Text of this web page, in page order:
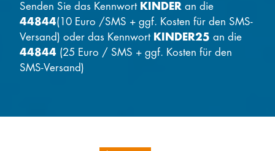
Senden Sie das Kennwort KINDER an die
44844(10 Euro /SMS + ggf. Kosten für den SMS-
Versand) oder das Kennwort KINDER25 an die
44844 (25 Euro / SMS + ggf. Kosten für den
SMS-Versand)